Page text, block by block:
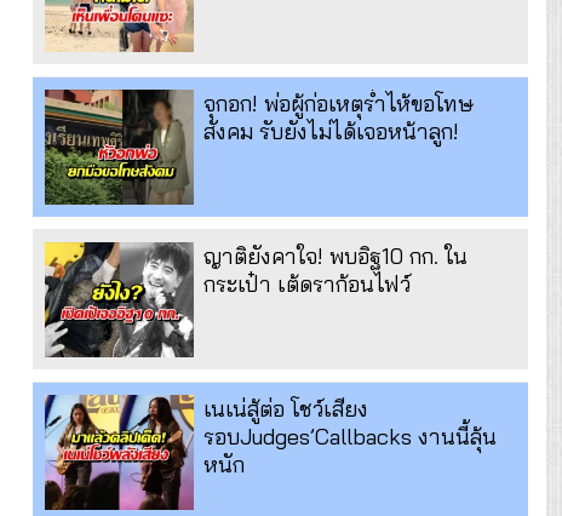
จุกอก! พ่อผู้ก่อเหตุร่ำไห้ขอโทษ
สังคม รับยังไม่ได้เจอหน้าลูก!
ญาติยังคาใจ! พบอิฐ10 กก. ใน
กระเป๋า เต้ดราก้อนไฟว์
เนเน่สู้ต่อ โชว์เสียง
รอบJudges’Callbacks งานนี้ลุ้น
หนัก